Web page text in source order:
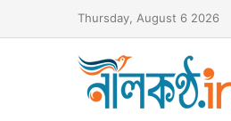
Thursday, August 6 2026